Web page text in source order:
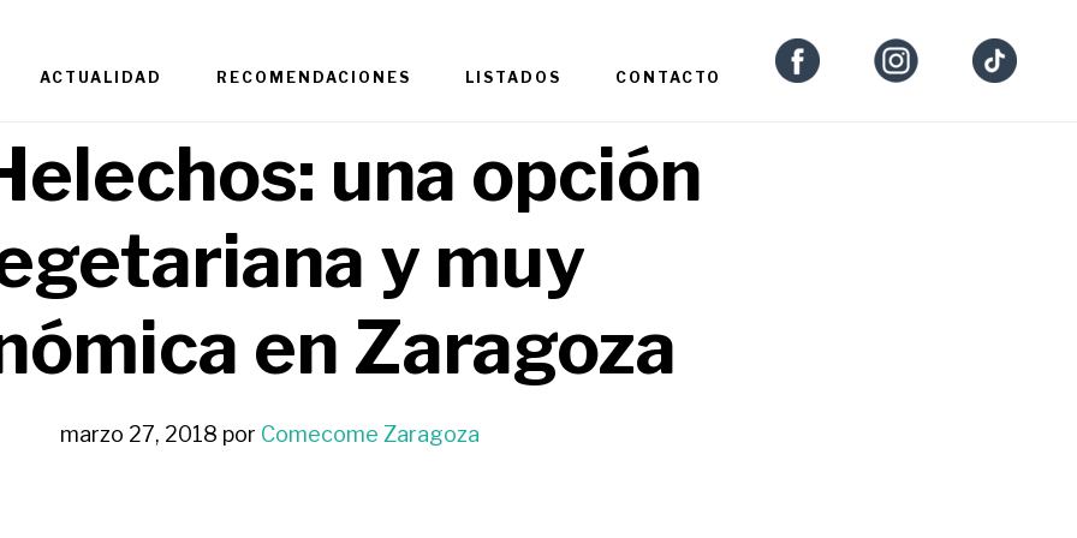
ACTUALIDAD RECOMENDACIONES LISTADOS CONTACTO
una opción
y muy
en Zaragoza
marzo 27, 2018 por Comecome Zaragoza